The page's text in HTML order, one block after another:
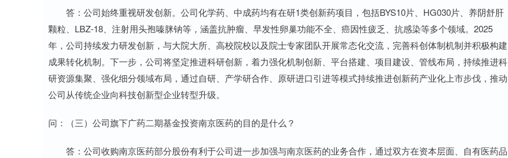
答：公司始终重视研发创新。公司化学药、中成药均有在研1类创新药项目，包括BYS10片、HG030片、养阴舒肝
颗粒、LBZ-18、注射用头孢嗪脒钠等，涵盖抗肿瘤、早发性卵巢功能不全、癌因性疲乏、抗感染等多个领域。2025
年，公司持续发力研发创新，与大院大所、高校院校以及院士专家团队开展常态化交流，完善科创体制机制并积极构建
成果转化机制。下一步，公司将坚定推进科研创新，着力强化机制创新、平台搭建、项目建设、管线布局，持续推进科
研资源集聚、强化细分领域布局，通过自研、产学研合作、原研进口引进等模式持续推进创新药产业化上市步伐，推动
公司从传统企业向科技创新型企业转型升级。
问：（三）公司旗下广药二期基金投资南京医药的目的是什么？
答：公司收购南京医药部分股份有利于公司进一步加强与南京医药的业务合作，通过双方在资本层面、自有医药品